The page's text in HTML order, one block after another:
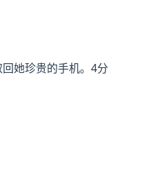
她珍贵的手机。4分